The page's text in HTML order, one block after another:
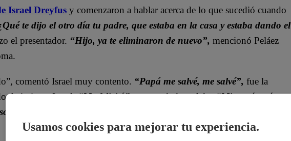
Israel Dreyfus y comenzaron a hablar acerca de lo que sucedió cuando
te dijo el otro día tu padre, que estaba en la casa y estaba dando el
el presentador. “Hijo, ya te eliminaron de nuevo”, mencionó Peláez
comentó Israel muy contento. “Papá me salvé, me salvé”, fue la
de imitar a Israel.“Me felicitó”,comentó el modelo.“Mi papá está
porque miren a donde he llegado, hasta donde he avanzado”,
Usamos cookies para mejorar tu experiencia.